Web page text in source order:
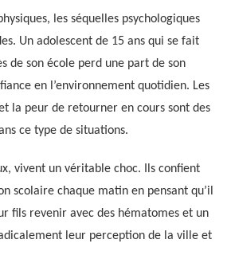
les séquelles psychologiques
Un adolescent de 15 ans qui se fait
de son école perd une part de son
en l’environnement quotidien. Les
la peur de retourner en cours sont des
ce type de situations.
vivent un véritable choc. Ils confient
scolaire chaque matin en pensant qu’il
fils revenir avec des hématomes et un
leur perception de la ville et